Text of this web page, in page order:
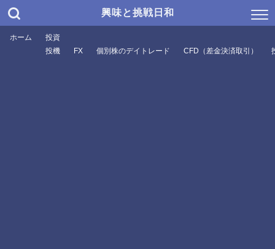
興味と挑戦日和
ホーム
投資
投機
FX 個別株のデイトレード CFD（差金決済取引）